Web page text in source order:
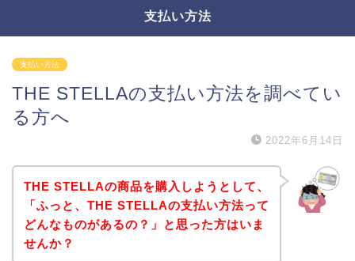
支払い方法
支払い方法
THE STELLAの支払い方法を調べてい
る方へ
2022年6月14日
THE STELLAの商品を購入しようとして、
「ふっと、THE STELLAの支払い方法って
どんなものがあるの？」と思った方はいま
せんか？